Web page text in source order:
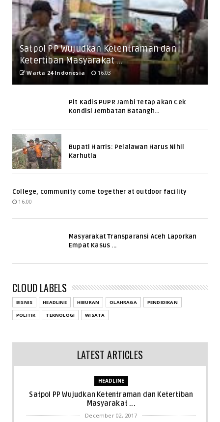
Satpol PP Wujudkan Ketentraman dan
Ketertiban Masyarakat ...
Warta 24 Indonesia 16.03
Plt Kadis PUPR Jambi Tetap akan Cek
Kondisi Jembatan Batangh...
Bupati Harris: Pelalawan Harus Nihil
Karhutla
College, community come together at outdoor facility
16.00
Masyarakat Transparansi Aceh Laporkan
Empat Kasus ...
CLOUD LABELS
BISNIS HEADLINE HIBURAN OLAHRAGA
PENDIDIKAN
POLITIK
TEKNOLOGI WISATA
LATEST ARTICLES
HEADLINE
Satpol PP Wujudkan Ketentraman dan Ketertiban
Masyarakat ...
December 02, 2017